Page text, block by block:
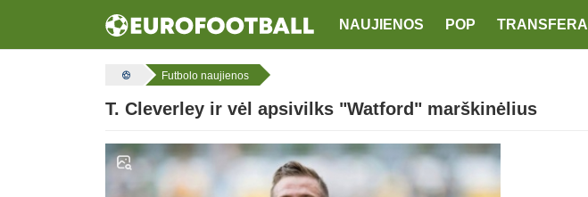
NAUJIENOS POP TRANSFERAI
Futbolo naujienos
T. Cleverley ir vėl apsivilks "Watford" marškinėlius